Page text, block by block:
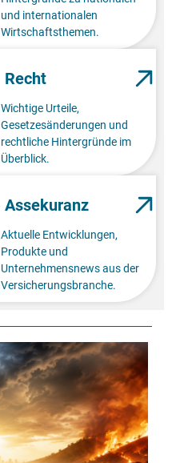
und internationalen
Wirtschaftsthemen.
Recht
Wichtige Urteile,
Gesetzesänderungen und
rechtliche Hintergründe im
Überblick.
Assekuranz
Aktuelle Entwicklungen,
Produkte und
Unternehmensnews aus der
Versicherungsbranche.